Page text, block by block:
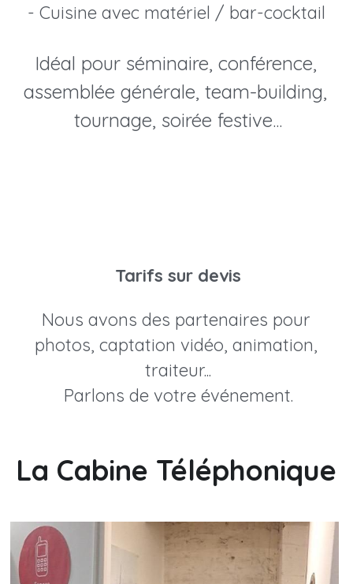
- Cuisine avec matériel / bar-cocktail
Idéal pour séminaire, conférence,
assemblée générale, team-building,
tournage, soirée festive...
Tarifs sur devis
Nous avons des partenaires pour
photos, captation vidéo, animation,
traiteur...
Parlons de votre événement.
La Cabine Téléphonique